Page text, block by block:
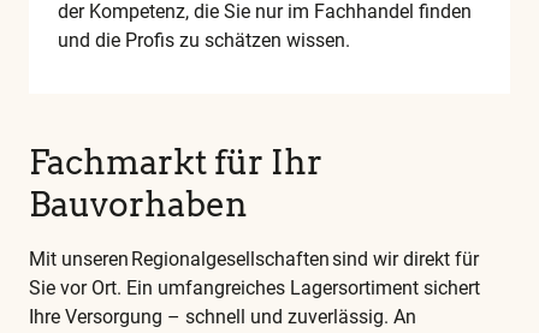
unserem
Glossar
der Kompetenz, die Sie nur im Fachhandel finden
und die Profis zu schätzen wissen.
Fachmarkt für Ihr
Bauvorhaben
​Mit unseren Regionalgesellschaften sind wir direkt für
Sie vor Ort. Ein umfangreiches Lagersortiment sichert
Ihre Versorgung – schnell und zuverlässig. An